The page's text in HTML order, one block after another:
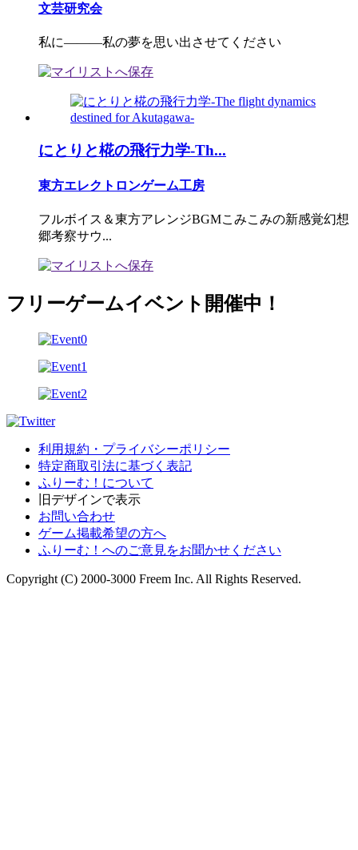
文芸研究会
私に―――私の夢を思い出させてください
にとりと椛の飛行力学-Th...
東方エレクトロンゲーム工房
フルボイス＆東方アレンジBGMこみこみの新感覚幻想
郷考察サウ...
フリーゲームイベント開催中！
利用規約・プライバシーポリシー
特定商取引法に基づく表記
ふりーむ！について
旧デザインで表示
お問い合わせ
ゲーム掲載希望の方へ
ふりーむ！へのご意見をお聞かせください
Copyright (C) 2000-3000 Freem Inc. All Rights Reserved.